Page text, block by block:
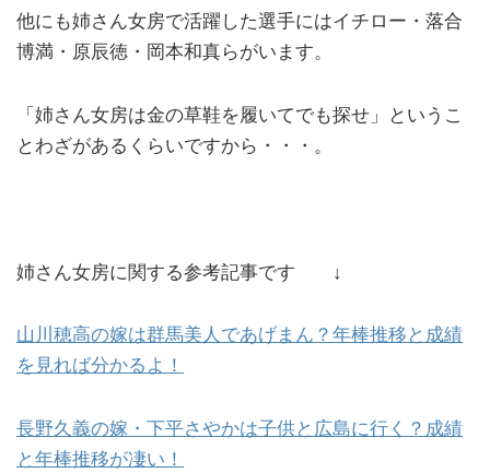
他にも姉さん女房で活躍した選手にはイチロー・落合
博満・原辰徳・岡本和真らがいます。
「姉さん女房は金の草鞋を履いてでも探せ」というこ
とわざがあるくらいですから・・・。
姉さん女房に関する参考記事です ↓
山川穂高の嫁は群馬美人であげまん？年棒推移と成績
を見れば分かるよ！
長野久義の嫁・下平さやかは子供と広島に行く？成績
と年棒推移が凄い！